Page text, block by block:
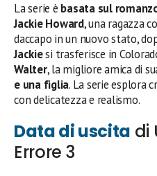
La serie è basata sul
Jackie Howard, una ragazza
daccapo in un nuovo stato,
Jackiesi trasferisce in
Walter, la migliore amica di
e una figlia. La serie esplora
con delicatezza e realismo.
Data di uscita di
Errore 3